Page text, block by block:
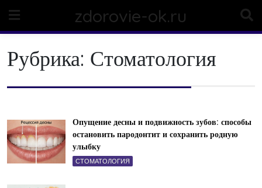
content
zdorovie-ok.ru
Рубрика: Стоматология
Опущение десны и подвижность зубов: способы
остановить пародонтит и сохранить родную
улыбку
СТОМАТОЛОГИЯ